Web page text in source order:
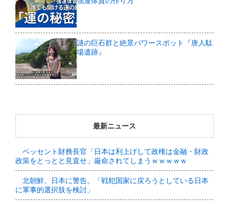
謎の巨石群と絶景パワースポット『唐人駄
場遺跡』
最新ニュース
ベッセント財務長官「日本は利上げして政権は金融・財政
政策をとっとと見直せ」厳命されてしまうｗｗｗｗｗ
北朝鮮、日本に警告。「戦犯国家に戻ろうとしている日本
に軍事的選択肢を検討」